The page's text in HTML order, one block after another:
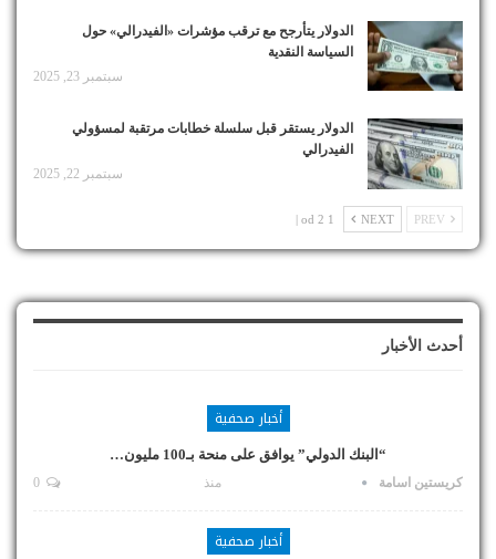
الدولار يتأرجح مع ترقب مؤشرات «الفيدرالي» حول
السياسة النقدية
سبتمبر 23, 2025
الدولار يستقر قبل سلسلة خطابات مرتقبة لمسؤولي
الفيدرالي
سبتمبر 22, 2025
NEXT
1 od 2 |
أحدث الأخبار
أخبار صحفية
“البنك الدولي” يوافق على منحة بـ100 مليون…
كريستين اسامة منذ
أخبار صحفية